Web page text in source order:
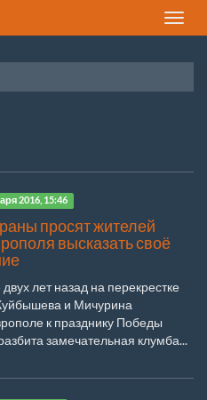
Toggle
2016, 15:46
просят жителей
высказать своё
лет назад на перекрестке
и Мичурина
к празднику Победы
замечательная клумба...